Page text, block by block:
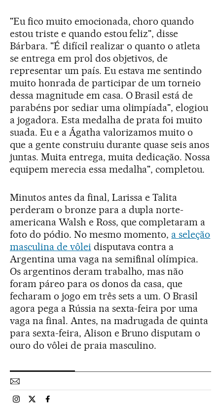
"Eu fico muito emocionada, choro quando
estou triste e quando estou feliz", disse
Bárbara. "É difícil realizar o quanto o atleta
se entrega em prol dos objetivos, de
representar um país. Eu estava me sentindo
muito honrada de participar de um torneio
dessa magnitude em casa. O Brasil está de
parabéns por sediar uma olimpíada", elogiou
a jogadora. Esta medalha de prata foi muito
suada. Eu e a Ágatha valorizamos muito o
que a gente construiu durante quase seis anos
juntas. Muita entrega, muita dedicação. Nossa
equipem merecia essa medalha", completou.
Minutos antes da final, Larissa e Talita
perderam o bronze para a dupla norte-
americana Walsh e Ross, que completaram a
foto do pódio. No mesmo momento, a seleção
masculina de vôlei disputava contra a
Argentina uma vaga na semifinal olímpica.
Os argentinos deram trabalho, mas não
foram páreo para os donos da casa, que
fecharam o jogo em três sets a um. O Brasil
agora pega a Rússia na sexta-feira por uma
vaga na final. Antes, na madrugada de quinta
para sexta-feira, Alison e Bruno disputam o
ouro do vôlei de praia masculino.